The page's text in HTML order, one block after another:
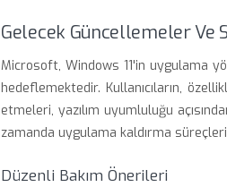
Gelecek Güncellemeler Ve
Microsoft, Windows 11'in uygulama
hedeflemektedir. Kullanıcıların,
etmeleri, yazılım uyumluluğu
zamanda uygulama kaldırma
Düzenli Bakım Önerileri